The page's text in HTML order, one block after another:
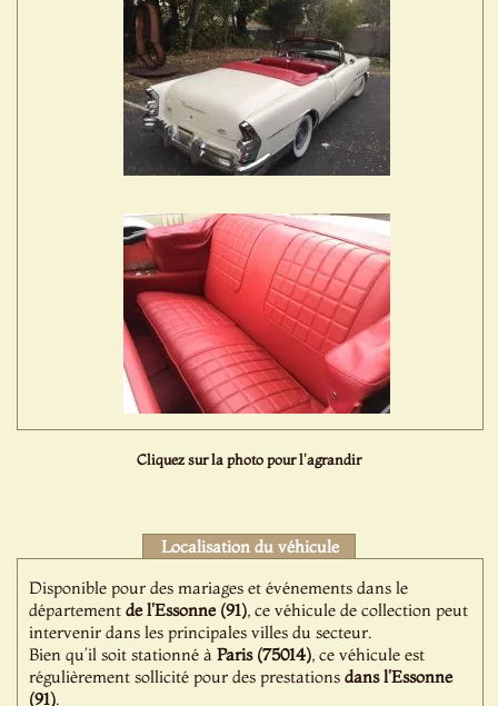
Cliquez sur la photo pour l'agrandir
Localisation du véhicule
Disponible pour des mariages et événements dans le
départementde l'Essonne (91), ce véhicule de collection peut
intervenir dans les principales villes du secteur.
Bien qu’il soit stationné àParis (75014), ce véhicule est
régulièrement sollicité pour des prestationsdans l'Essonne
(91).